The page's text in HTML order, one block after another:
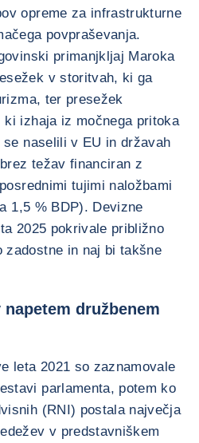
opreme za infrastrukturne
povpraševanja.
primanjkljaj Maroka
v storitvah, ki ga
ter presežek
ki izhaja iz močnega pritoka
naselili v EU in državah
težav financiran z
tujimi naložbami
1,5 % BDP). Devizne
2025 pokrivale približno
zadostne in naj bi takšne
družbenem
leta 2021 so zaznamovale
parlamenta, potem ko
(RNI) postala največja
v predstavniškem